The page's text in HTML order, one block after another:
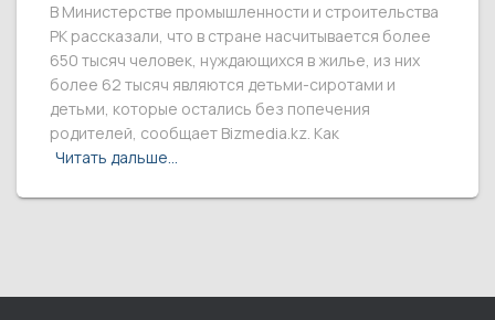
В Министерстве промышленности и строительства
РК рассказали, что в стране насчитывается более
650 тысяч человек, нуждающихся в жилье, из них
более 62 тысяч являются детьми-сиротами и
детьми, которые остались без попечения
родителей, сообщает Bizmedia.kz. Как
Читать дальше…